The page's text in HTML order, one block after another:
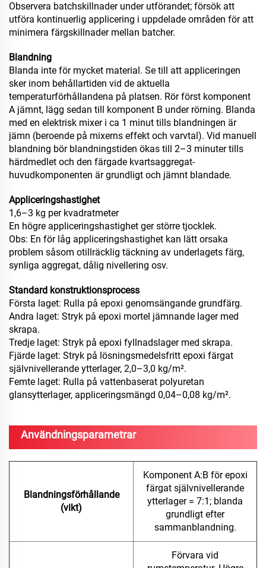
Observera batchskillnader under utförandet; försök att
utföra kontinuerlig applicering i uppdelade områden för att
minimera färgskillnader mellan batcher.
Blandning
Blanda inte för mycket material. Se till att appliceringen
sker inom behållartiden vid de aktuella
temperaturförhållandena på platsen. Rör först komponent
A jämnt, lägg sedan till komponent B under rörning. Blanda
med en elektrisk mixer i ca 1 minut tills blandningen är
jämn (beroende på mixerns effekt och varvtal). Vid manuell
blandning bör blandningstiden ökas till 2–3 minuter tills
härdmedlet och den färgade kvartsaggregat-
huvudkomponenten är grundligt och jämnt blandade.
Appliceringshastighet
1,6–3 kg per kvadratmeter
En högre appliceringshastighet ger större tjocklek.
Obs: En för låg appliceringshastighet kan lätt orsaka
problem såsom otillräcklig täckning av underlagets färg,
synliga aggregat, dålig nivellering osv.
Standard konstruktionsprocess
Första laget: Rulla på epoxi genomsängande grundfärg.
Andra laget: Stryk på epoxi mortel jämnande lager med
skrapa.
Tredje laget: Stryk på epoxi fyllnadslager med skrapa.
Fjärde laget: Stryk på lösningsmedelsfritt epoxi färgat
självnivellerande ytterlager, 2,0–3,0 kg/m².
Femte laget: Rulla på vattenbaserat polyuretan
glansytterlager, appliceringsmängd 0,04–0,08 kg/m².
Användningsparametrar
Blandningsförhållande
(vikt)
Komponent A:B för epoxi
färgat självnivellerande
ytterlager = 7:1; blanda
grundligt efter
sammanblandning.
Förvara vid